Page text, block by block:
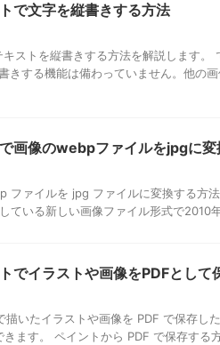
で文字を縦書きする方法
ストを縦書きする方法を解説します
きする機能は備わっていません。他の
画像のwebpファイルをjpgに変
ファイルを jpg ファイルに変換する方
ている新しい画像ファイル形式で2010
でイラストや画像をPDFとして
いたイラストや画像を PDF で保存し
きます。 ペイントから PDF で保存する